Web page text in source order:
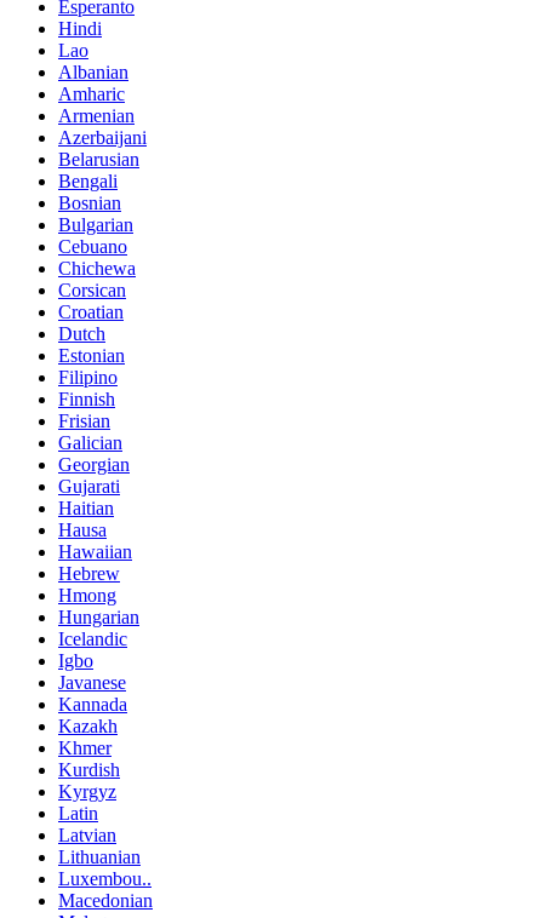
Esperanto
Hindi
Lao
Albanian
Amharic
Armenian
Azerbaijani
Belarusian
Bengali
Bosnian
Bulgarian
Cebuano
Chichewa
Corsican
Croatian
Dutch
Estonian
Filipino
Finnish
Frisian
Galician
Georgian
Gujarati
Haitian
Hausa
Hawaiian
Hebrew
Hmong
Hungarian
Icelandic
Igbo
Javanese
Kannada
Kazakh
Khmer
Kurdish
Kyrgyz
Latin
Latvian
Lithuanian
Luxembou..
Macedonian